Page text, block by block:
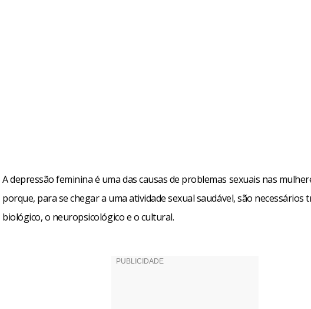
A depressão feminina é uma das causas de problemas sexuais nas
porque, para se chegar a uma atividade sexual saudável, são necessários
biológico, o neuropsicológico e o cultural.